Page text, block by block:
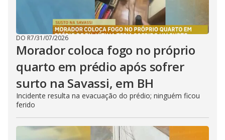
DO R7/31/07/2026
Morador coloca fogo no próprio
quarto em prédio após sofrer
surto na Savassi, em BH
Incidente resulta na evacuação do prédio; ninguém ficou
ferido